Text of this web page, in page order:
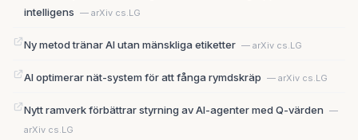
intelligens — arXiv cs.LG
Ny metod tränar AI utan mänskliga etiketter — arXiv cs.LG
AI optimerar nät-system för att fånga rymdskräp — arXiv cs.LG
Nytt ramverk förbättrar styrning av AI-agenter med Q-värden —
arXiv cs.LG